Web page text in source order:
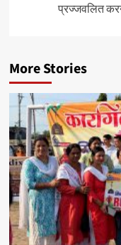
प्रज्जवलित
More Stories